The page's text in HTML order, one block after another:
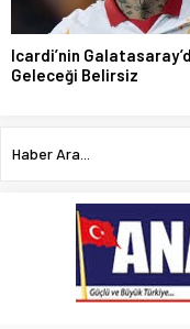
Icardi’nin
Geleceği Belirsiz